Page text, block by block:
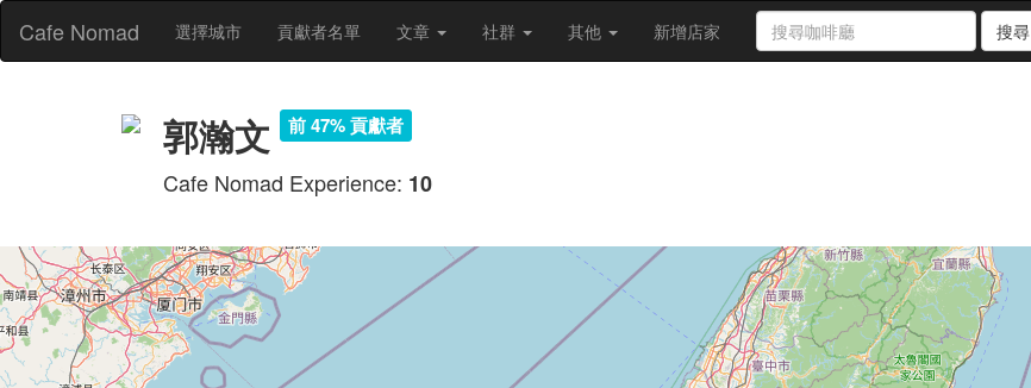
Cafe Nomad 選擇城市 貢獻者名單 文章 社群 其他 新增店家 搜尋
郭瀚文 前 47% 貢獻者
Cafe Nomad Experience: 10